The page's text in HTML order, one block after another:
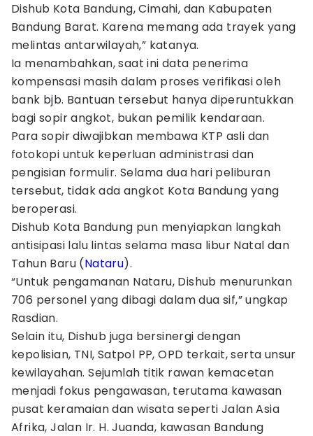
Dishub Kota Bandung, Cimahi, dan Kabupaten
Bandung Barat. Karena memang ada trayek yang
melintas antarwilayah,” katanya.
Ia menambahkan, saat ini data penerima
kompensasi masih dalam proses verifikasi oleh
bank bjb. Bantuan tersebut hanya diperuntukkan
bagi sopir angkot, bukan pemilik kendaraan.
Para sopir diwajibkan membawa KTP asli dan
fotokopi untuk keperluan administrasi dan
pengisian formulir. Selama dua hari peliburan
tersebut, tidak ada angkot Kota Bandung yang
beroperasi.
Dishub Kota Bandung pun menyiapkan langkah
antisipasi lalu lintas selama masa libur Natal dan
Tahun Baru (Nataru).
“Untuk pengamanan Nataru, Dishub menurunkan
706 personel yang dibagi dalam dua sif,” ungkap
Rasdian.
Selain itu, Dishub juga bersinergi dengan
kepolisian, TNI, Satpol PP, OPD terkait, serta unsur
kewilayahan. Sejumlah titik rawan kemacetan
menjadi fokus pengawasan, terutama kawasan
pusat keramaian dan wisata seperti Jalan Asia
Afrika, Jalan Ir. H. Juanda, kawasan Bandung